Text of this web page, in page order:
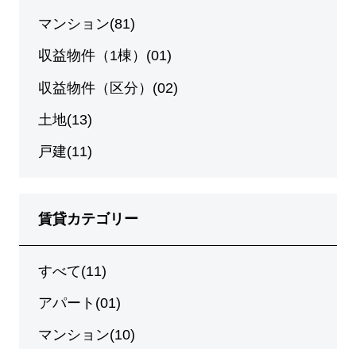
マンション(81)
収益物件（1棟）(01)
収益物件（区分）(02)
土地(13)
戸建(11)
賃貸カテゴリー
すべて(11)
アパート(01)
マンション(10)